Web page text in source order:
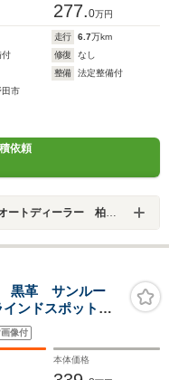
277.0万円
走行 6.7万km
付 修復
なし
整備
法定整備付
田市
依頼
柏インター店 中古車専門店
黒革 サンルー
インドスポット
TVキャンセラ
キー エンジン
像付
本体価格